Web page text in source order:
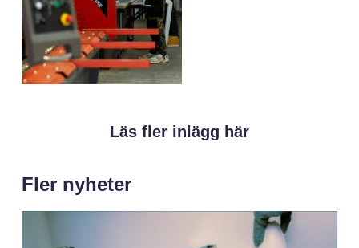
Läs fler inlägg här
Fler nyheter